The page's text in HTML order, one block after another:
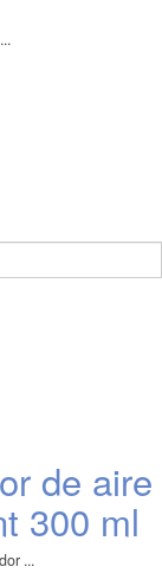
de aire
300 ml
...